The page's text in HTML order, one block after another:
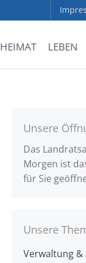
HEIMAT LEBEN
Unsere
Das
Morgen ist
für Sie
Unsere
Verwaltung &